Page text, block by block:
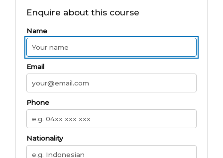
Enquire about this course
Name
Email
Phone
Nationality